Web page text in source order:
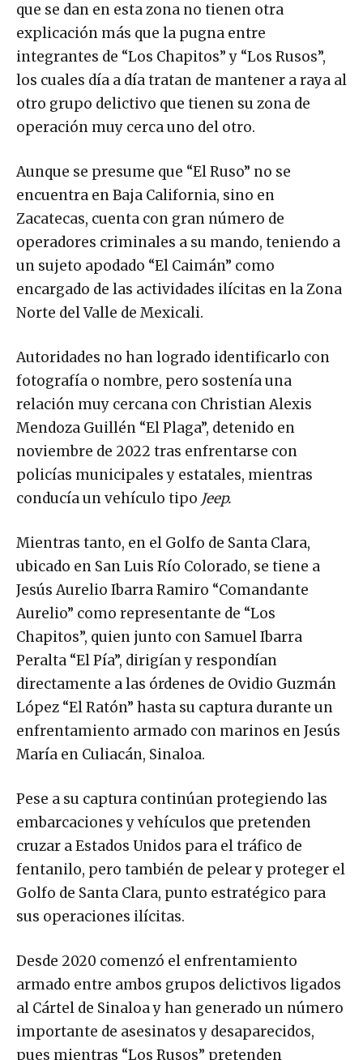
que se dan en esta zona no tienen otra
explicación más que la pugna entre
integrantes de “Los Chapitos” y “Los Rusos”,
los cuales día a día tratan de mantener a raya al
otro grupo delictivo que tienen su zona de
operación muy cerca uno del otro.
Aunque se presume que “El Ruso” no se
encuentra en Baja California, sino en
Zacatecas, cuenta con gran número de
operadores criminales a su mando, teniendo a
un sujeto apodado “El Caimán” como
encargado de las actividades ilícitas en la Zona
Norte del Valle de Mexicali.
Autoridades no han logrado identificarlo con
fotografía o nombre, pero sostenía una
relación muy cercana con Christian Alexis
Mendoza Guillén “El Plaga”, detenido en
noviembre de 2022 tras enfrentarse con
policías municipales y estatales, mientras
conducía un vehículo tipo Jeep.
Mientras tanto, en el Golfo de Santa Clara,
ubicado en San Luis Río Colorado, se tiene a
Jesús Aurelio Ibarra Ramiro “Comandante
Aurelio” como representante de “Los
Chapitos”, quien junto con Samuel Ibarra
Peralta “El Pía”, dirigían y respondían
directamente a las órdenes de Ovidio Guzmán
López “El Ratón” hasta su captura durante un
enfrentamiento armado con marinos en Jesús
María en Culiacán, Sinaloa.
Pese a su captura continúan protegiendo las
embarcaciones y vehículos que pretenden
cruzar a Estados Unidos para el tráfico de
fentanilo, pero también de pelear y proteger el
Golfo de Santa Clara, punto estratégico para
sus operaciones ilícitas.
Desde 2020 comenzó el enfrentamiento
armado entre ambos grupos delictivos ligados
al Cártel de Sinaloa y han generado un número
importante de asesinatos y desaparecidos,
pues mientras “Los Rusos” pretenden